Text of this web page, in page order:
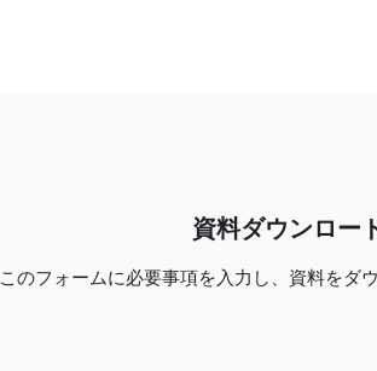
資料ダウンロー
このフォームに必要事項を入力し、資料をダ